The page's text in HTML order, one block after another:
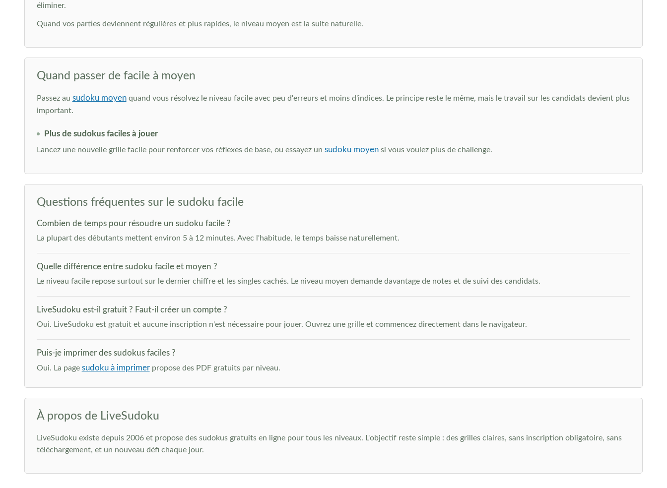
éliminer.
Quand vos parties deviennent régulières et plus rapides, le niveau moyen est la suite naturelle.
Quand passer de facile à moyen
Passez au sudoku moyenquand vous résolvez le niveau facile avec peu d'erreurs et moins d'indices. Le principe reste le même, mais le travail sur les candidats devient plus
important.
Plus de sudokus faciles à jouer
Lancez une nouvelle grille facile pour renforcer vos réflexes de base, ou essayez un sudoku moyensi vous voulez plus de challenge.
Questions fréquentes sur le sudoku facile
Combien de temps pour résoudre un sudoku facile ?
La plupart des débutants mettent environ 5 à 12 minutes. Avec l'habitude, le temps baisse naturellement.
Quelle différence entre sudoku facile et moyen ?
Le niveau facile repose surtout sur le dernier chiffre et les singles cachés. Le niveau moyen demande davantage de notes et de suivi des candidats.
LiveSudoku est-il gratuit ? Faut-il créer un compte ?
Oui. LiveSudoku est gratuit et aucune inscription n'est nécessaire pour jouer. Ouvrez une grille et commencez directement dans le navigateur.
Puis-je imprimer des sudokus faciles ?
Oui. La page sudoku à imprimerpropose des PDF gratuits par niveau.
À propos de LiveSudoku
LiveSudoku existe depuis 2006 et propose des sudokus gratuits en ligne pour tous les niveaux. L'objectif reste simple : des grilles claires, sans inscription obligatoire, sans
téléchargement, et un nouveau défi chaque jour.